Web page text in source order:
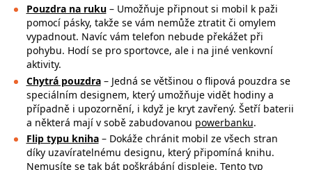
Pouzdra na ruku– Umožňuje připnout si mobil k paži
pomocí pásky, takže se vám nemůže ztratit či omylem
vypadnout. Navíc vám telefon nebude překážet při
pohybu. Hodí se pro sportovce, ale i na jiné venkovní
aktivity.
Chytrá pouzdra– Jedná se většinou o flipová pouzdra se
speciálním designem, který umožňuje vidět hodiny a
případně i upozornění, i když je kryt zavřený. Šetří baterii
a některá mají v sobě zabudovanou powerbanku.
Flip typu kniha– Dokáže chránit mobil ze všech stran
díky uzavíratelnému designu, který připomíná knihu.
Nemusíte se tak bát poškrábání displeje. Tento typ